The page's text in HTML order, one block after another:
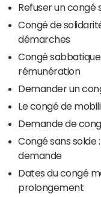
Refuser un congé
Congé de
démarches
Congé
rémunération
Demander un
Le congé de
Demande de
Congé sans
demande
Dates du congé
prolongement